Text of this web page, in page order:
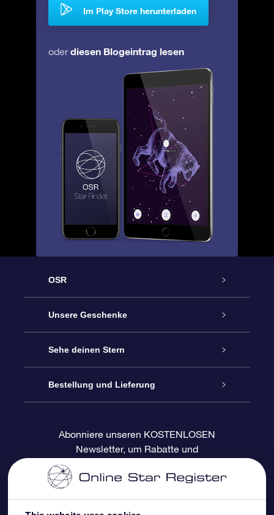
Im Play Store herunterladen
oderdiesen Blogeintrag lesen
OSR
Service
Kontakt
Blog
Bewertungen
Unsere Geschenke
Sterne schenken
OSR-Geschenkpaket
OSR-Geschenkgutschein
Firmengeschenke
Sehe deinen Stern
Sternregister
Personalisierte Sternseite
One Million Stars
Bestellung und Lieferung
Zahlungsinformationen
Versandinformationen
Abonniere unseren KOSTENLOSEN
Newsletter, um Rabatte und